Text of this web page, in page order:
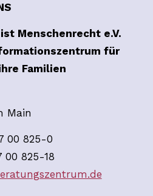
Menschenrecht e.V.
für
Familien
Main
00 825-0
00 825-18